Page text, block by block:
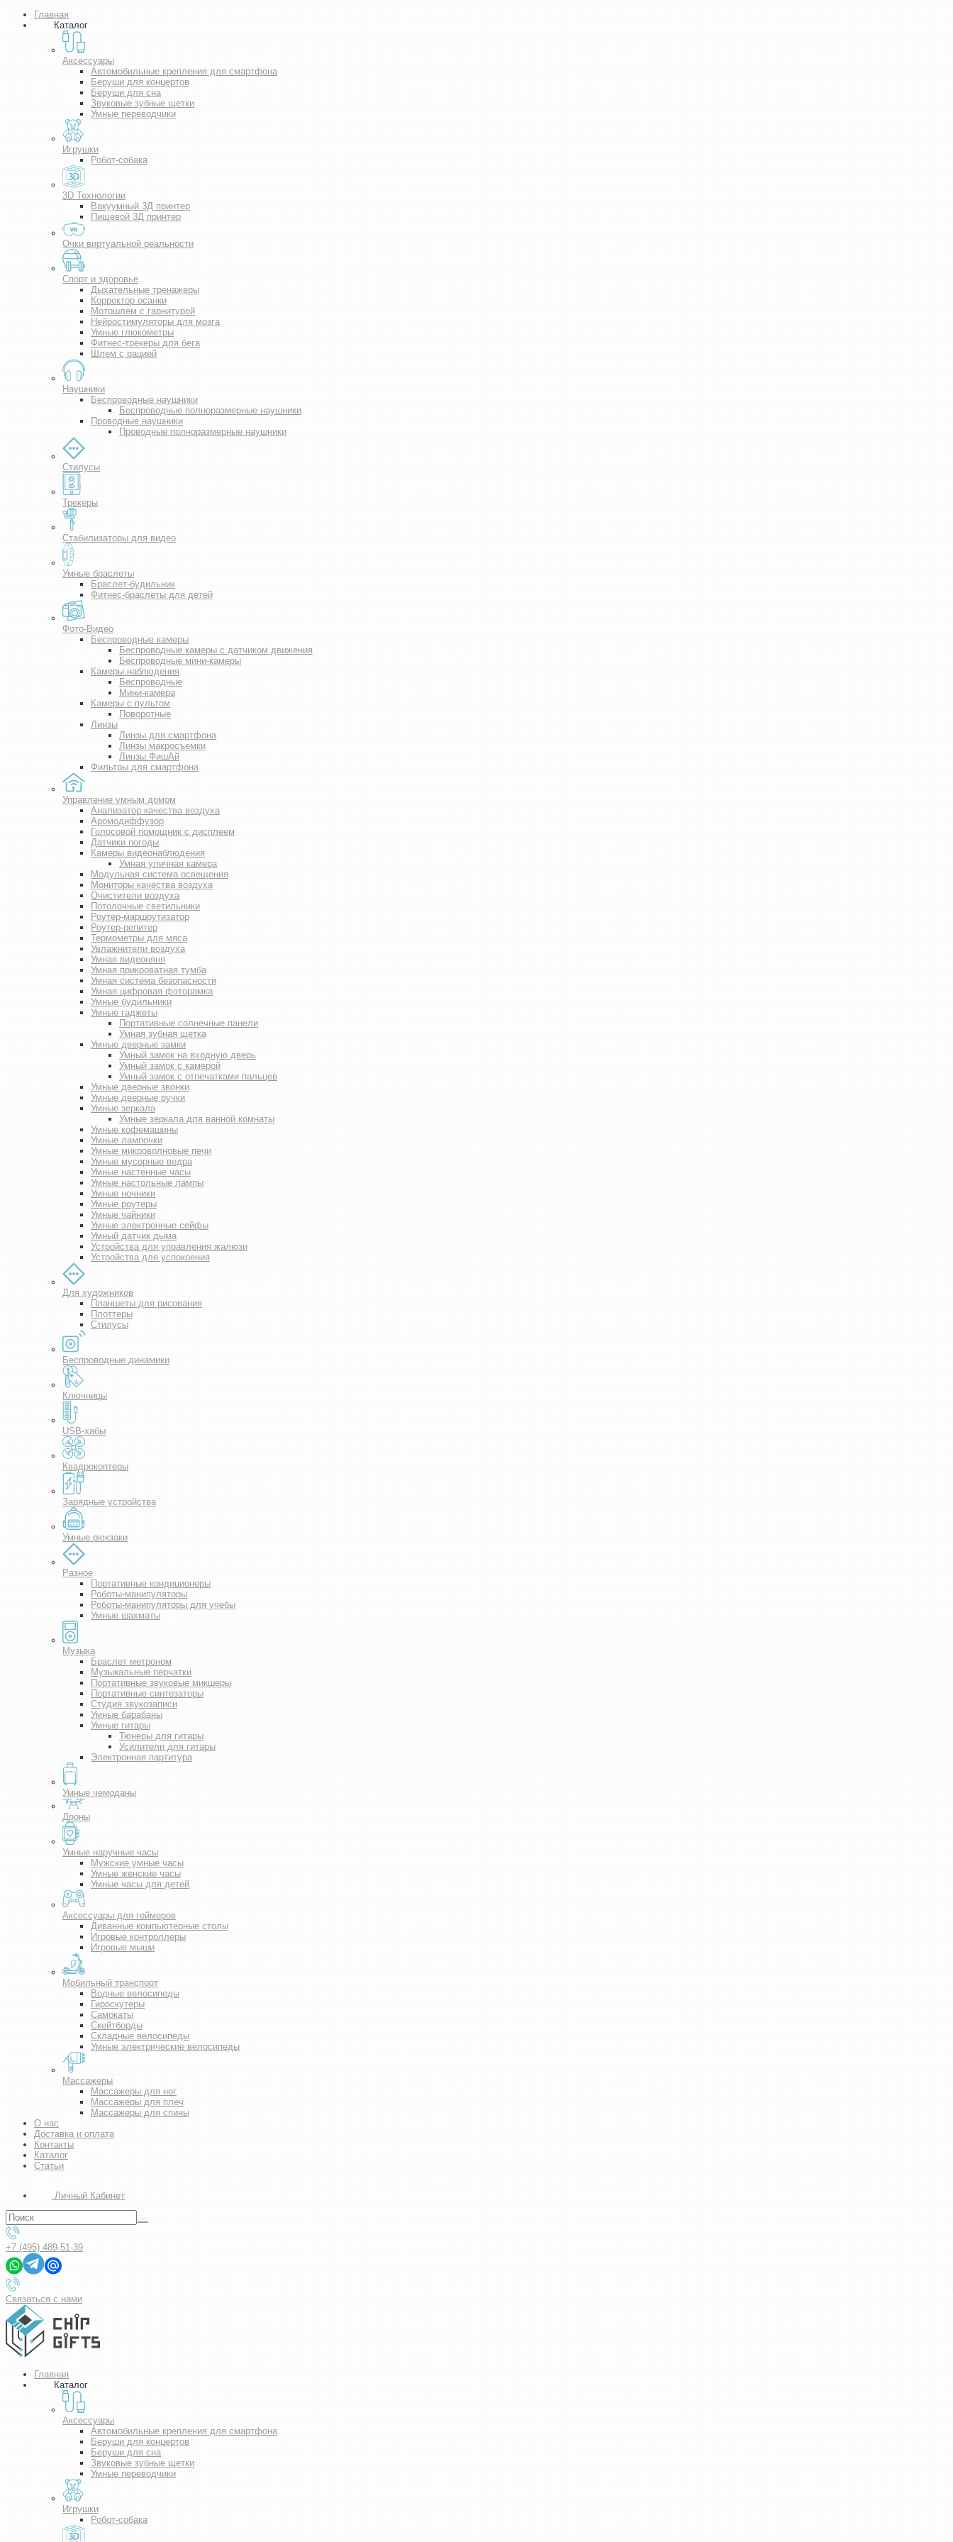
Главная
Каталог
Аксессуары
Автомобильные крепления для смартфона
Беруши для концертов
Беруши для сна
Звуковые зубные щетки
Умные переводчики
Игрушки
Робот-собака
3D Технологии
Вакуумный 3Д принтер
Пищевой 3Д принтер
Очки виртуальной реальности
Спорт и здоровье
Дыхательные тренажеры
Корректор осанки
Мотошлем с гарнитурой
Нейростимуляторы для мозга
Умные глюкометры
Фитнес-трекеры для бега
Шлем с рацией
Наушники
Беспроводные наушники
Беспроводные полноразмерные наушники
Проводные наушники
Проводные полноразмерные наушники
Стилусы
Трекеры
Стабилизаторы для видео
Умные браслеты
Браслет-будильник
Фитнес-браслеты для детей
Фото-Видео
Беспроводные камеры
Беспроводные камеры с датчиком движения
Беспроводные мини-камеры
Камеры наблюдения
Беспроводные
Мини-камера
Камеры с пультом
Поворотные
Линзы
Линзы для смартфона
Линзы макросъемки
Линзы ФишАй
Фильтры для смартфона
Управление умным домом
Анализатор качества воздуха
Аромодиффузор
Голосовой помощник с дисплеем
Датчики погоды
Камеры видеонаблюдения
Умная уличная камера
Модульная система освещения
Мониторы качества воздуха
Очистители воздуха
Потолочные светильники
Роутер-маршрутизатор
Роутер-репитер
Термометры для мяса
Увлажнители воздуха
Умная видеоняня
Умная прикроватная тумба
Умная система безопасности
Умная цифровая фоторамка
Умные будильники
Умные гаджеты
Портативные солнечные панели
Умная зубная щетка
Умные дверные замки
Умный замок на входную дверь
Умный замок с камерой
Умный замок с отпечатками пальцев
Умные дверные звонки
Умные дверные ручки
Умные зеркала
Умные зеркала для ванной комнаты
Умные кофемашины
Умные лампочки
Умные микроволновые печи
Умные мусорные ведра
Умные настенные часы
Умные настольные лампы
Умные ночники
Умные роутеры
Умные чайники
Умные электронные сейфы
Умный датчик дыма
Устройства для управления жалюзи
Устройства для успокоения
Для художников
Планшеты для рисования
Плоттеры
Стилусы
Беспроводные динамики
Ключницы
USB-хабы
Квадрокоптеры
Зарядные устройства
Умные рюкзаки
Разное
Портативные кондиционеры
Роботы-манипуляторы
Роботы-манипуляторы для учебы
Умные шахматы
Музыка
Браслет метроном
Музыкальные перчатки
Портативные звуковые микшеры
Портативные синтезаторы
Студия звукозаписи
Умные барабаны
Умные гитары
Тюнеры для гитары
Усилители для гитары
Электронная партитура
Умные чемоданы
Дроны
Умные наручные часы
Мужские умные часы
Умные женские часы
Умные часы для детей
Аксессуары для геймеров
Диванные компьютерные столы
Игровые контроллеры
Игровые мыши
Мобильный транспорт
Водные велосипеды
Гироскутеры
Самокаты
Скейтборды
Складные велосипеды
Умные электрические велосипеды
Массажеры
Массажеры для ног
Массажеры для плеч
Массажеры для спины
О нас
Доставка и оплата
Контакты
Каталог
Статьи
Личный Кабинет
+7 (495) 489-51-39
Связаться с нами
Главная
Каталог
Аксессуары
Автомобильные крепления для смартфона
Беруши для концертов
Беруши для сна
Звуковые зубные щетки
Умные переводчики
Игрушки
Робот-собака